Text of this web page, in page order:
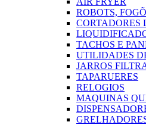
ROBOTS,
CORTADORES
TACHOS E
UTILIDADES
JARROS
TAPARUERES
RELOGIOS
MAQUINAS